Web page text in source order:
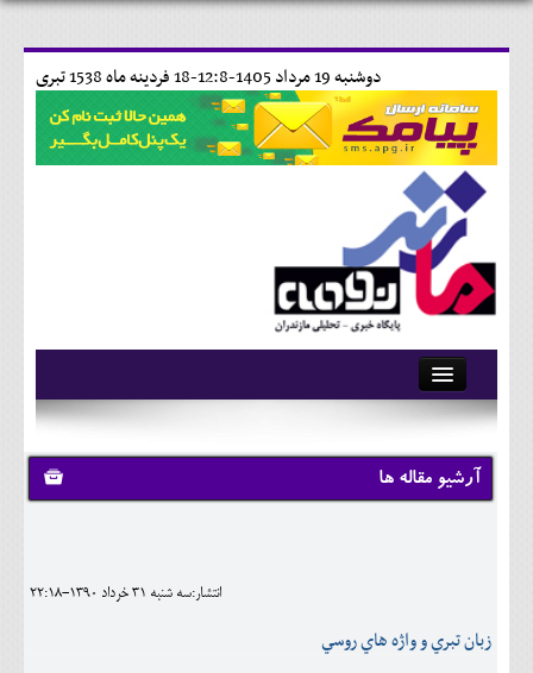
18 فردينه ماه 1538 تبری دوشنبه 19 مرداد 1405-12:8-
آرشیو
تماس با ما
وبلاگ
کلینیک
آرشیو مقاله ها
انتشار:سه شنبه 31 خرداد 1390-22:18
زبان تبري و واژه هاي روسي